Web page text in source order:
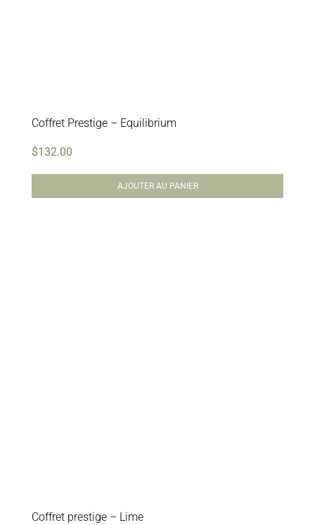
Coffret Prestige – Equilibrium
$132.00
AJOUTER AU PANIER
Coffret prestige – Lime